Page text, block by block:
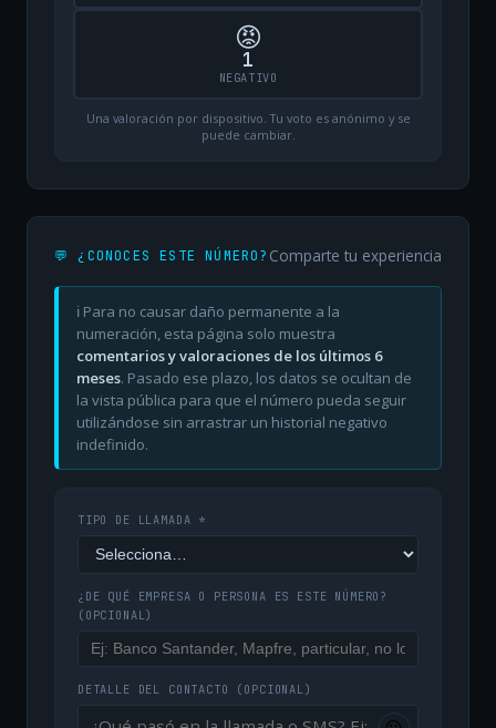
😡
1
NEGATIVO
Una valoración por dispositivo. Tu voto es anónimo y se
puede cambiar.
💬 ¿CONOCES ESTE NÚMERO? Comparte tu experiencia
ℹ️ Para no causar daño permanente a la
numeración, esta página solo muestra
comentarios y valoraciones de los últimos 6
meses. Pasado ese plazo, los datos se ocultan de
la vista pública para que el número pueda seguir
utilizándose sin arrastrar un historial negativo
indefinido.
TIPO DE LLAMADA *
¿DE QUÉ EMPRESA O PERSONA ES ESTE NÚMERO?
(OPCIONAL)
DETALLE DEL CONTACTO (OPCIONAL)